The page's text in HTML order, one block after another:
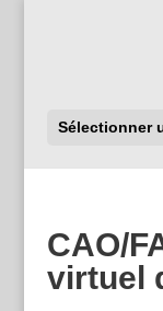
Sélectionner
CAO/
virtuel